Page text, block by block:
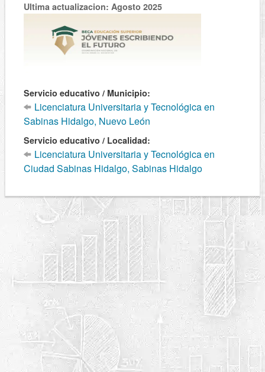
Ultima actualizacion: Agosto 2025
Servicio educativo / Municipio:
Licenciatura Universitaria y Tecnológica en
Sabinas Hidalgo, Nuevo León
Servicio educativo / Localidad:
Licenciatura Universitaria y Tecnológica en
Ciudad Sabinas Hidalgo, Sabinas Hidalgo